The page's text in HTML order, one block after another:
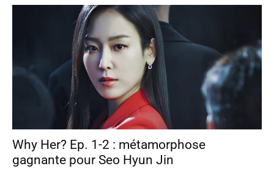
Why Her? Ep. 1-2 : métamorphose
gagnante pour Seo Hyun Jin